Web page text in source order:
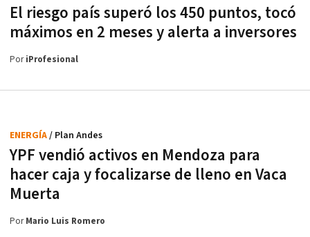
El riesgo país superó los 450 puntos, tocó
máximos en 2 meses y alerta a inversores
PoriProfesional
YPF vendió activos en Mendoza para
hacer caja y focalizarse de lleno en Vaca
Muerta
ENERGÍA/ Plan Andes
PorMario Luis Romero